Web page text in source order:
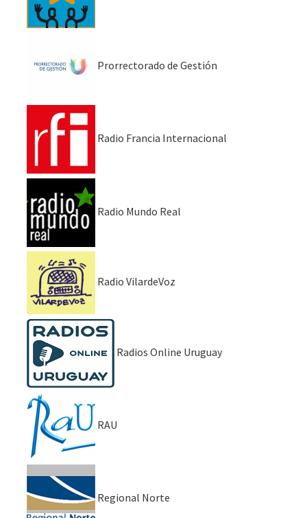
Prorrectorado de Gestión
Radio Francia Internacional
Radio Mundo Real
Radio VilardeVoz
Radios Online Uruguay
RAU
Regional Norte